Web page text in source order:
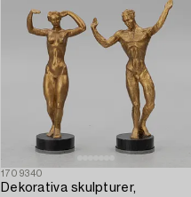
1709340
Dekorativa skulpturer,